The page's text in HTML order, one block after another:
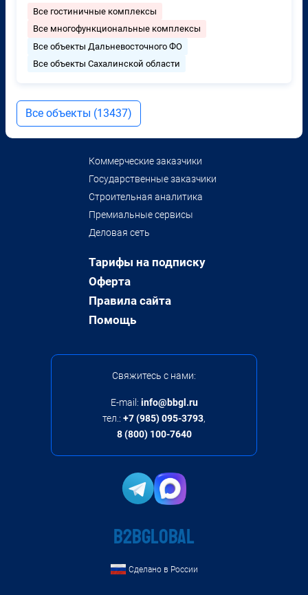
Все гостиничные комплексы
Все многофункциональные комплексы
Все объекты Дальневосточного ФО
Все объекты Сахалинской области
Все объекты (13437)
B2BGLOBAL
Сделано в России
Коммерческие заказчики
Государственные заказчики
Строительная аналитика
Премиальные сервисы
Деловая сеть
Тарифы на подписку
Оферта
Правила сайта
Помощь
Свяжитесь с нами:
E-mail: info@bbgl.ru
тел.: +7 (985) 095-3793,
8 (800) 100-7640